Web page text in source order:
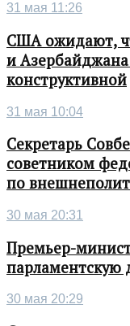
31 мая 11:26
США ожидают,
и
конструктивной
31 мая 10:04
Секретарь
советником
по
30 мая 20:31
Премьер-
парламентскую
30 мая 20:29